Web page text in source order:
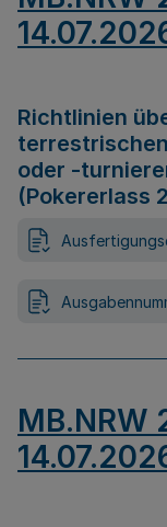
Richtlinien
oder -
(Pokererlass
MB.NRW